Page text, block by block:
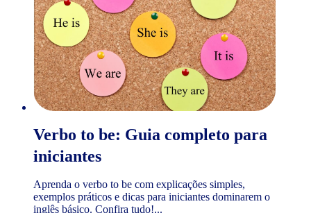
Verbo to be: Guia completo para
iniciantes
Aprenda o verbo to be com explicações simples,
exemplos práticos e dicas para iniciantes dominarem o
inglês básico. Confira tudo!...